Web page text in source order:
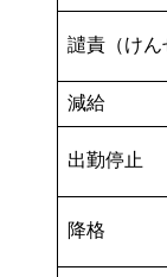
譴責（けん
減給
出勤停止
降格